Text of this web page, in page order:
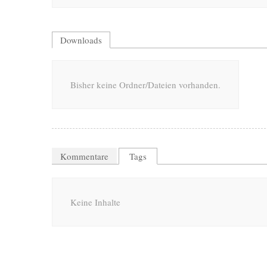
Downloads
Bisher keine Ordner/Dateien vorhanden.
Kommentare Tags
Keine Inhalte